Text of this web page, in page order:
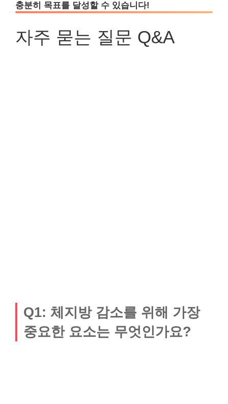
충분히 목표를 달성할 수 있습니다!
자주 묻는 질문 Q&A
Q1: 체지방 감소를 위해 가장
중요한 요소는 무엇인가요?